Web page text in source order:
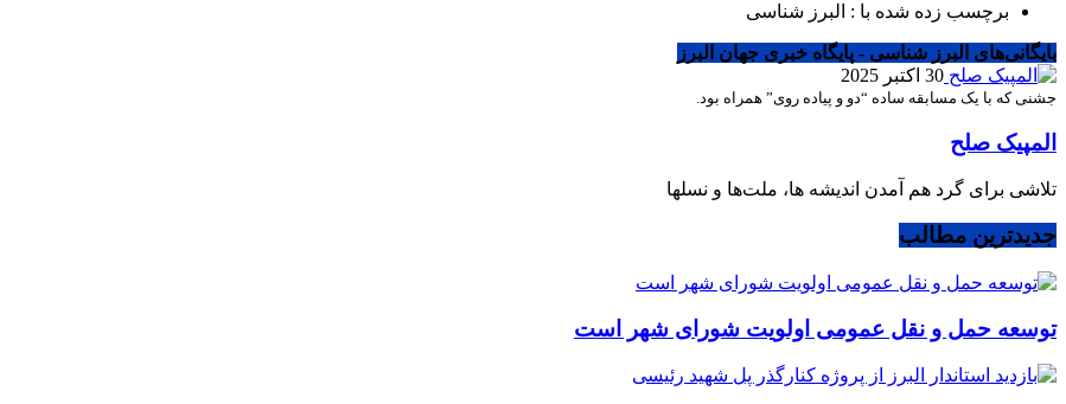
برچسب زده شده با : البرز شناسی
بایگانی‌های البرز شناسی - پایگاه خبری جهان البرز
30 اکتبر 2025
جشنی که با یک مسابقه ساده “دو و پیاده روی” همراه بود.
المپیک صلح
تلاشی برای گرد هم آمدن اندیشه ها، ملت‌ها و نسلها
جدیدترین مطالب
توسعه حمل و نقل عمومی اولویت شورای شهر است